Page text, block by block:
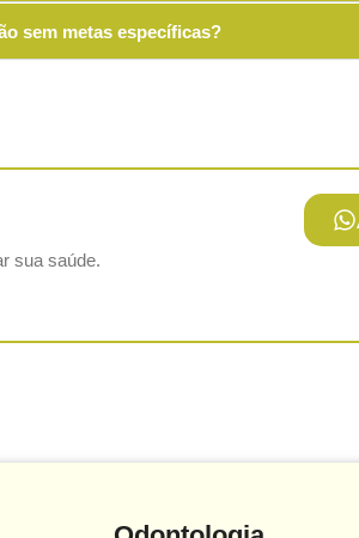
sem metas específicas?
sua saúde.